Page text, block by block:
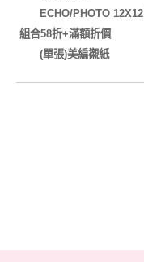
ECHO/PHOTO
組合58折+滿額折價
(單張)美編襯紙